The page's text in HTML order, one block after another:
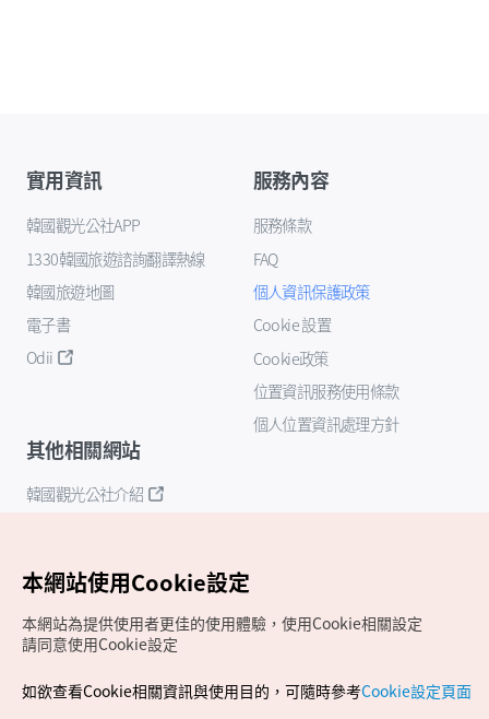
實用資訊
韓國觀光公社APP
1330韓國旅遊諮詢翻譯熱線
韓國旅遊地圖
電子書
Odii
服務內容
服務條款
FAQ
個人資訊保護政策
Cookie 設置
Cookie政策
位置資訊服務使用條款
個人位置資訊處理方針
其他相關網站
韓國觀光公社介紹
Copyrights (c) 韓國觀光公社版權所有
本網站使用Cookie設定
本網站為提供使用者更佳的使用體驗，使用Cookie相關設定
請同意使用Cookie設定
如欲查看Cookie相關資訊與使用目的，可隨時參考Cookie設定頁面